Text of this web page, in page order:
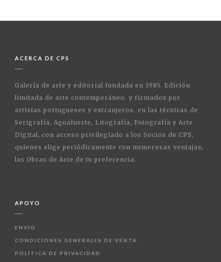
ACERCA DE CPS
Galería de arte y editorial fundada en 1985. Edición
limitada de arte contemporáneo. y firmados por
artistas portugueses y extranjeros, en las técnicas de
Serigrafía, Aguafuerte, Litografía, Fotografía y Arte
Digital, con acceso privilegiado a los Socios de CPS,
quienes elige periódicamente con numerosas ventajas,
las Obras de Arte de tu preferencia.
APOYO
ENVÍO
CONDICIONES GENERALES DE VENTA
POLÍTICA DE PRIVACIDAD